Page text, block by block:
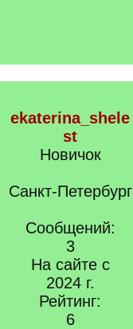
ekaterina_shele
st
Новичок
Санкт-Петербург
Сообщений:
3
На сайте с
2024 г.
Рейтинг:
6